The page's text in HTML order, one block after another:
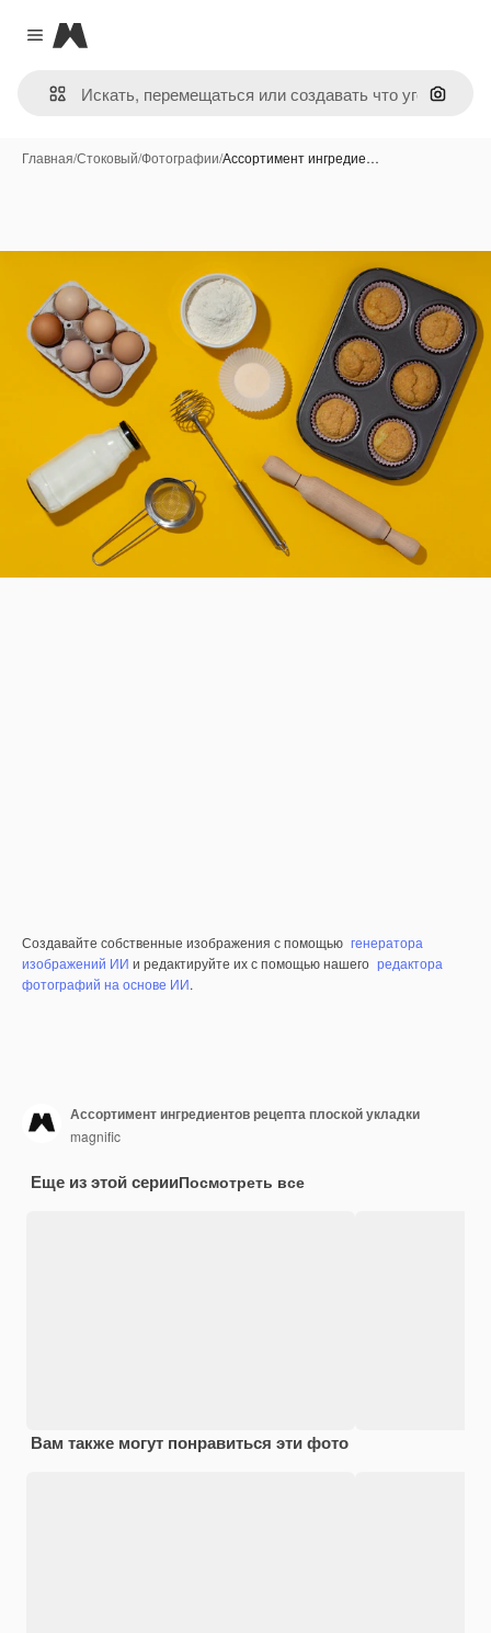
Close menu
Magnific
Поиск
Главная/Стоковый/Фотографии/Ассортимент ингредие…
Создавайте собственные изображения с помощью генератора
изображений ИИ и редактируйте их с помощью нашего редактора
фотографий на основе ИИ.
Ассортимент ингредиентов рецепта плоской укладки
magnific
Еще из этой серииПосмотреть все
Вам также могут понравиться эти фото